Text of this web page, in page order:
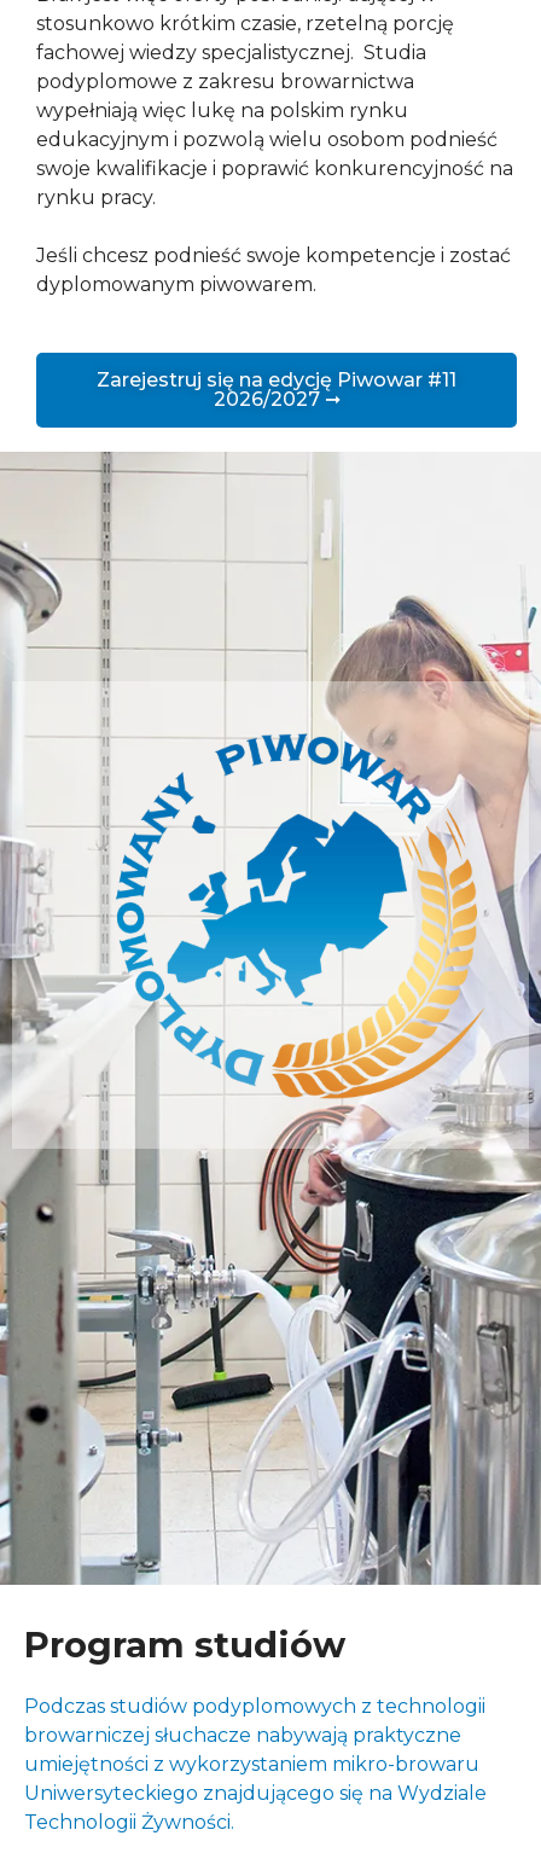
stosunkowo krótkim czasie, rzetelną porcję
fachowej wiedzy specjalistycznej. Studia
podyplomowe z zakresu browarnictwa
wypełniają więc lukę na polskim rynku
edukacyjnym i pozwolą wielu osobom podnieść
swoje kwalifikacje i poprawić konkurencyjność na
rynku pracy.
Jeśli chcesz podnieść swoje kompetencje i zostać
dyplomowanym piwowarem.
Zarejestruj się na edycję Piwowar #11
2026/2027 ➞
Program studiów
Podczas studiów podyplomowych z technologii
browarniczej słuchacze nabywają praktyczne
umiejętności z wykorzystaniem mikro-browaru
Uniwersyteckiego znajdującego się na Wydziale
Technologii Żywności.